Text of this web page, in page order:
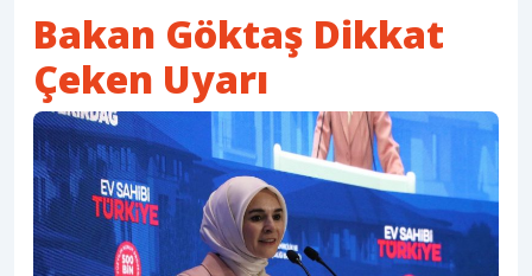
Bakan Göktaş Dikkat
Çeken Uyarı